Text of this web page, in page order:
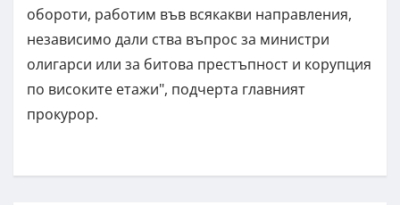
обороти, работим във всякакви направления,
независимо дали ства въпрос за министри
олигарси или за битова престъпност и корупция
по високите етажи", подчерта главният
прокурор.